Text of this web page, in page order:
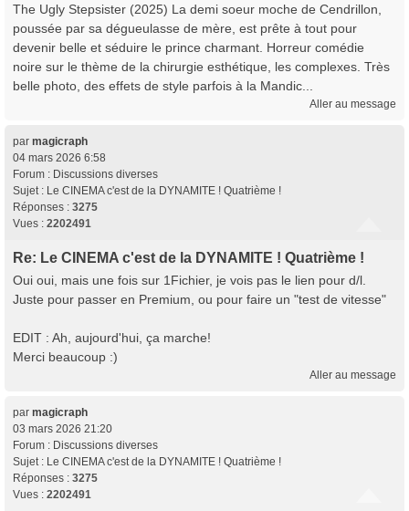
The Ugly Stepsister (2025) La demi soeur moche de Cendrillon,
poussée par sa dégueulasse de mère, est prête à tout pour
devenir belle et séduire le prince charmant. Horreur comédie
noire sur le thème de la chirurgie esthétique, les complexes. Très
belle photo, des effets de style parfois à la Mandic...
Aller au message
par magicraph
04 mars 2026 6:58
Forum : Discussions diverses
Sujet : Le CINEMA c'est de la DYNAMITE ! Quatrième !
Réponses : 3275
Vues : 2202491
Re: Le CINEMA c'est de la DYNAMITE ! Quatrième !
Oui oui, mais une fois sur 1Fichier, je vois pas le lien pour d/l.
Juste pour passer en Premium, ou pour faire un "test de vitesse"
EDIT : Ah, aujourd'hui, ça marche!
Merci beaucoup :)
Aller au message
par magicraph
03 mars 2026 21:20
Forum : Discussions diverses
Sujet : Le CINEMA c'est de la DYNAMITE ! Quatrième !
Réponses : 3275
Vues : 2202491